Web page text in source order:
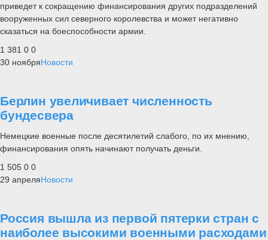
приведет к сокращению финансирования других подразделений
вооруженных сил северного королевства и может негативно
сказаться на боеспособности армии.
1 381 0 0
30 ноябряНовости
Берлин увеличивает численность
бундесвера
Немецкие военные после десятилетий слабого, по их мнению,
финансирования опять начинают получать деньги.
1 505 0 0
29 апреляНовости
Россия вышла из первой пятерки стран с
наиболее высокими военными расходами